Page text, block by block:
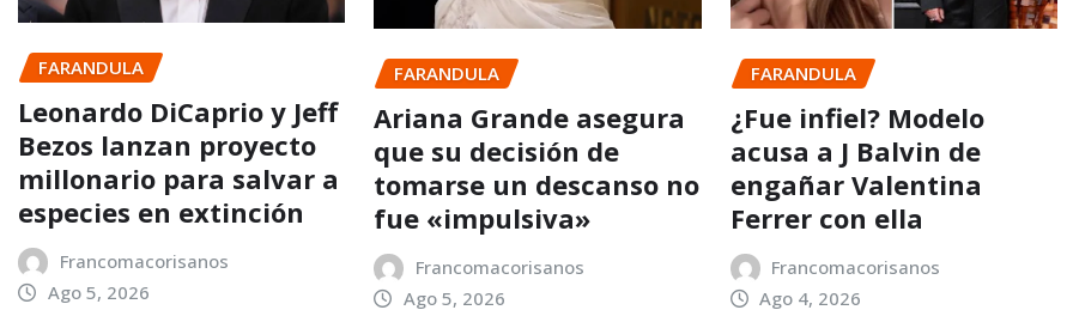
FARANDULA
Leonardo DiCaprio y Jeff
Bezos lanzan proyecto
millonario para salvar a
especies en extinción
Francomacorisanos
Ago 5, 2026
FARANDULA
Ariana Grande asegura
que su decisión de
tomarse un descanso no
fue «impulsiva»
Francomacorisanos
Ago 5, 2026
FARANDULA
¿Fue infiel? Modelo
acusa a J Balvin de
engañar Valentina
Ferrer con ella
Francomacorisanos
Ago 4, 2026